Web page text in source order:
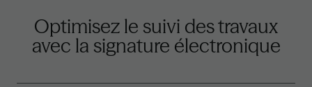
Optimisez le suivi des travaux
avec la signature électronique